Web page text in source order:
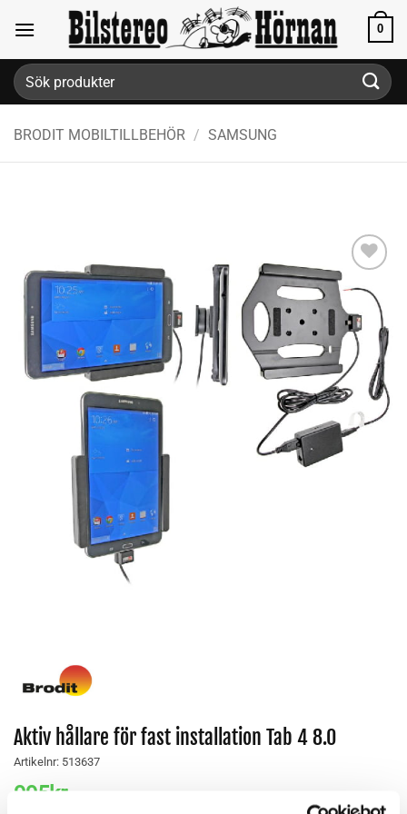
content
0
Sök
efter:
BRODIT MOBILTILLBEHÖR / SAMSUNG
Lägg till i
önskelistan
Aktiv hållare för fast installation Tab 4 8.0
Artikelnr: 513637
995kr